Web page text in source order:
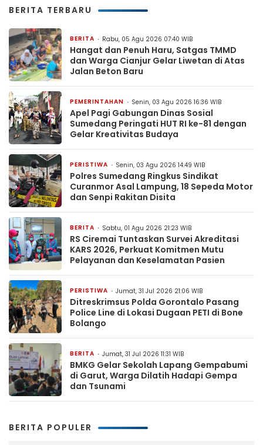
BERITA TERBARU
BERITA Rabu, 05 Agu 2026 07:40 WIB
Hangat dan Penuh Haru, Satgas TMMD
dan Warga Cianjur Gelar Liwetan di Atas
Jalan Beton Baru
PEMERINTAHAN Senin, 03 Agu 2026 16:36 WIB
Apel Pagi Gabungan Dinas Sosial
Sumedang Peringati HUT RI ke-81 dengan
Gelar Kreativitas Budaya
PERISTIWA Senin, 03 Agu 2026 14:49 WIB
Polres Sumedang Ringkus Sindikat
Curanmor Asal Lampung, 18 Sepeda Motor
dan Senpi Rakitan Disita
BERITA Sabtu, 01 Agu 2026 21:23 WIB
RS Ciremai Tuntaskan Survei Akreditasi
KARS 2026, Perkuat Komitmen Mutu
Pelayanan dan Keselamatan Pasien
PERISTIWA Jumat, 31 Jul 2026 21:06 WIB
Ditreskrimsus Polda Gorontalo Pasang
Police Line di Lokasi Dugaan PETI di Bone
Bolango
BERITA Jumat, 31 Jul 2026 11:31 WIB
BMKG Gelar Sekolah Lapang Gempabumi
di Garut, Warga Dilatih Hadapi Gempa
dan Tsunami
BERITA POPULER